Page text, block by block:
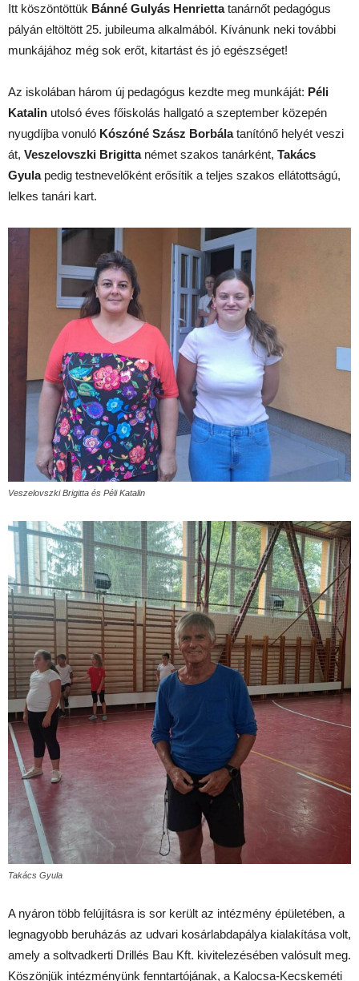
Itt köszöntöttük Bánné Gulyás Henriettatanárnőt pedagógus
pályán eltöltött 25. jubileuma alkalmából. Kívánunk neki további
munkájához még sok erőt, kitartást és jó egészséget!
Az iskolában három új pedagógus kezdte meg munkáját: Péli
Katalin utolsó éves főiskolás hallgató a szeptember közepén
nyugdíjba vonuló Kószóné Szász Borbálatanítónő helyét veszi
át, Veszelovszki Brigittanémet szakos tanárként, Takács
Gyulapedig testnevelőként erősítik a teljes szakos ellátottságú,
lelkes tanári kart.
Veszelovszki Brigitta és Péli Katalin
Takács Gyula
A nyáron több felújításra is sor került az intézmény épületében, a
legnagyobb beruházás az udvari kosárlabdapálya kialakítása volt,
amely a soltvadkerti Drillés Bau Kft. kivitelezésében valósult meg.
Köszönjük intézményünk fenntartójának, a Kalocsa-Kecskeméti